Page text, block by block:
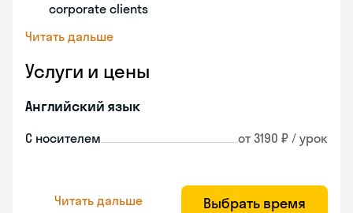
corporate clients
Читать дальше
Услуги и цены
Английский язык
С носителем от 3190 ₽ / урок
Читать дальше Выбрать время